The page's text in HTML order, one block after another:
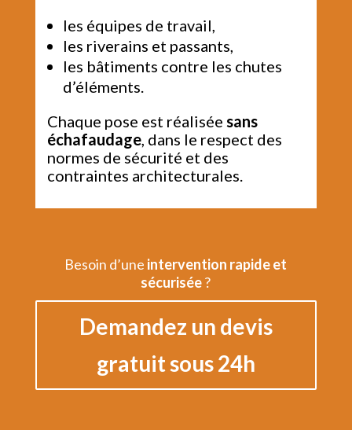
les équipes de travail,
les riverains et passants,
les bâtiments contre les chutes
d’éléments.
Chaque pose est réalisée sans
échafaudage, dans le respect des
normes de sécurité et des
contraintes architecturales.
Besoin d’une intervention rapide et
sécurisée?
Demandez un devis
gratuit sous 24h